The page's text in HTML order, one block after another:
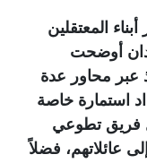
المعتقلين
أوضحت
عبر محاور عدة
استمارة خاصة
فريق تطوعي
عائلاتهم، فضلاً